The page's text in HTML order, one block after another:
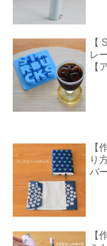
【
レ
【
【
り
バ
【